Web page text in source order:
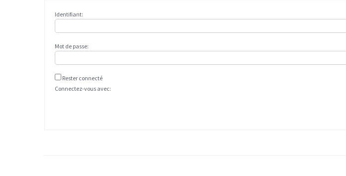
Identifiant:
Mot de passe:
Rester connecté
Connectez-vous avec: